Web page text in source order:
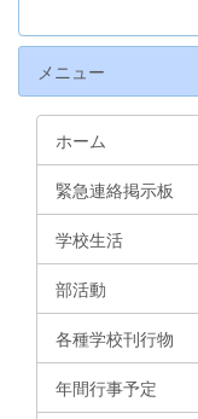
メニュー
ホーム
緊急連絡掲示板
学校生活
部活動
各種学校刊行物
年間行事予定